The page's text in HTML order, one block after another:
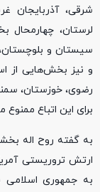
شرقی، آذربایجان
لرستان، چهارمحال
سیستان و
و نیز بخش‌هایی از
رضوی، خوزستان،
برای این اتباع
به گفته روح اله
به جمهوری